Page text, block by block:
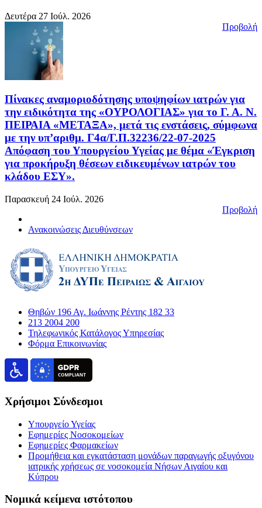
Δευτέρα 27 Ιούλ. 2026
Προβολή
Πίνακες αναμοριοδότησης υποψηφίων ιατρών για
την ειδικότητα της «ΟΥΡΟΛΟΓΙΑΣ» για το Γ. Α. Ν.
ΠΕΙΡΑΙΑ «ΜΕΤΑΞΑ», μετά τις ενστάσεις, σύμφωνα
με την υπ’αριθμ. Γ4α/Γ.Π.32236/22-07-2025
Απόφαση του Υπουργείου Υγείας με θέμα «Έγκριση
για προκήρυξη θέσεων ειδικευμένων ιατρών του
κλάδου ΕΣΥ».
Παρασκευή 24 Ιούλ. 2026
Προβολή
Ανακοινώσεις Διευθύνσεων
Θηβών 196 Αγ. Ιωάννης Ρέντης 182 33
213 2004 200
Τηλεφωνικός Κατάλογος Υπηρεσίας
Φόρμα Επικοινωνίας
Χρήσιμοι Σύνδεσμοι
Υπουργείο Υγείας
Εφημερίες Νοσοκομείων
Εφημερίες Φαρμακείων
Προμήθεια και εγκατάσταση μονάδων παραγωγής οξυγόνου
ιατρικής χρήσεως σε νοσοκομεία Νήσων Αιγαίου και
Κύπρου
Νομικά κείμενα ιστότοπου